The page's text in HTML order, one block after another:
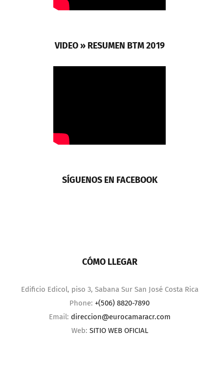
VIDEO » RESUMEN BTM 2019
SÍGUENOS EN FACEBOOK
CÓMO LLEGAR
Edificio Edicol, piso 3, Sabana Sur San José Costa Rica
Phone: +(506) 8820-7890
Email: direccion@eurocamaracr.com
Web: SITIO WEB OFICIAL